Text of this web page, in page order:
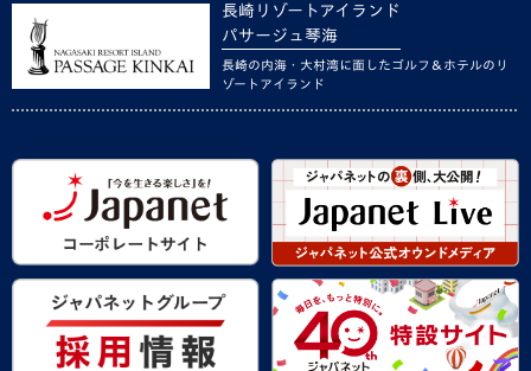
長崎リゾートアイランド
パサージュ琴海
長崎の内海・大村湾に面したゴルフ＆ホテルのリ
ゾートアイランド